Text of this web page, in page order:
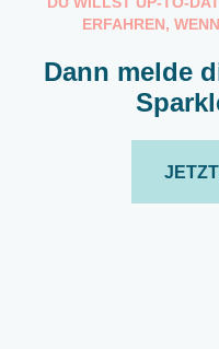
ERFAHREN,
Dann melde